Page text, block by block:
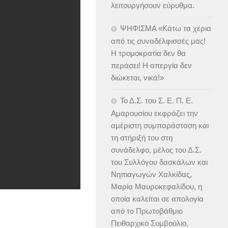
λειτουργήσουν εύρυθμα.
ΨΗΦΙΣΜΑ «Κάτω τα χέρια
από τις συναδέλφισσές μας!
Η τρομοκρατία δεν θα
περάσει! Η απεργία δεν
διώκεται, νικά!»
Το Δ.Σ. του Σ. Ε. Π. Ε.
Αμαρουσίου εκφράζει την
αμέριστη συμπαράσταση και
τη στήριξή του στη
συνάδελφο, μέλος του Δ.Σ.
του Συλλόγου δασκάλων και
Νηπιαγωγών Χαλκίδας,
Μαρία Μαυροκεφαλίδου, η
οποία καλείται σε απολογία
από το Πρωτοβάθμιο
Πειθαρχικό Συμβούλιο,